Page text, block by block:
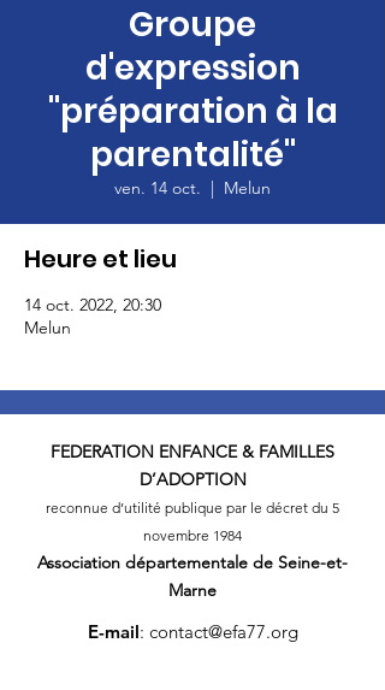
Groupe
d'expression
"préparation à la
parentalité"
ven. 14 oct.
  |
Melun
Heure et lieu
14 oct. 2022, 20:30
Melun
FEDERATION ENFANCE & FAMILLES
D’ADOPTION
reconnue d’utilité publique par le décret du 5
novembre 1984
Association départementale de Seine-et-
Marne
E-mail: contact@efa77.org